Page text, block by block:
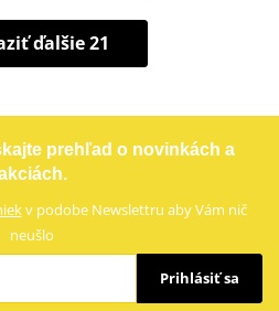
ďalšie 21
prehľad o novinkách a
v podobe Newslettru aby Vám nič
neušlo
Prihlásiť sa